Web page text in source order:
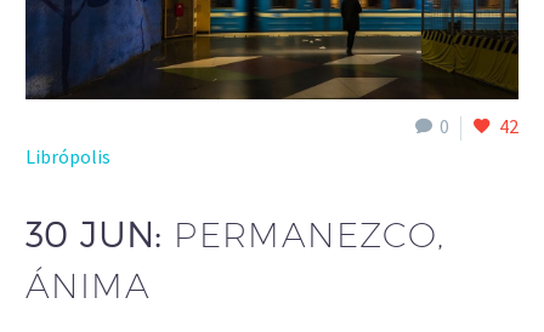
0
42
Librópolis
30 JUN: PERMANEZCO,
ÁNIMA